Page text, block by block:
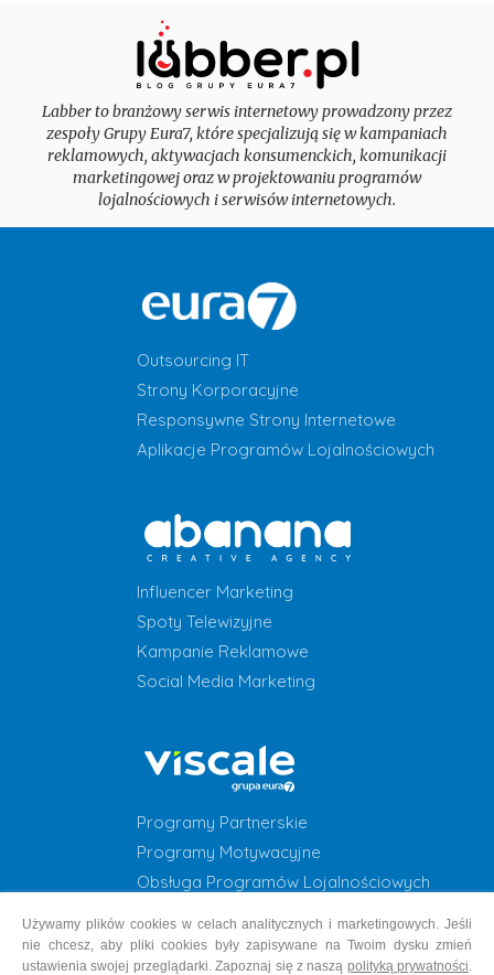
Labber to branżowy serwis internetowy prowadzony przez
zespoły Grupy Eura7, które specjalizują się w kampaniach
reklamowych, aktywacjach konsumenckich, komunikacji
marketingowej oraz w projektowaniu programów
lojalnościowych i serwisów internetowych.
Outsourcing IT
Strony Korporacyjne
Responsywne Strony Internetowe
Aplikacje Programów Lojalnościowych
Influencer Marketing
Spoty Telewizyjne
Kampanie Reklamowe
Social Media Marketing
Programy Partnerskie
Programy Motywacyjne
Obsługa Programów Lojalnościowych
Używamy plików cookies w celach analitycznych i marketingowych. Jeśli
nie chcesz, aby pliki cookies były zapisywane na Twoim dysku zmień
ustawienia swojej przeglądarki. Zapoznaj się z naszą polityką prywatności.